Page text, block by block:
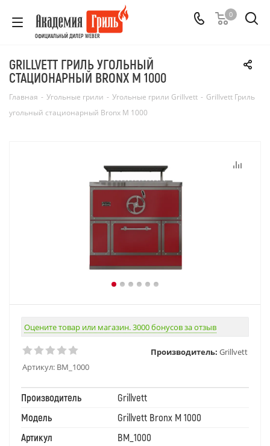
ОФИЦИАЛЬНЫЙ ДИЛЕР WEBER
0
GRILLVETT ГРИЛЬ УГОЛЬНЫЙ
СТАЦИОНАРНЫЙ BRONX M 1000
Главная - Угольные грили - Угольные грили Grillvett - Grillvett Гриль
угольный стационарный Bronx M 1000
Оцените товар или магазин. 3000 бонусов за отзыв
Артикул: BM_1000
Производитель: Grillvett
Производитель
Grillvett
Модель
Grillvett Bronx M 1000
Артикул
BM_1000